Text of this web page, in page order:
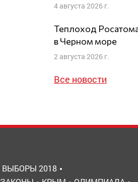
4 августа 2026 г.
Теплоход
в Черном море
2 августа 2026 г.
Все новости
ВЫБОРЫ 2018